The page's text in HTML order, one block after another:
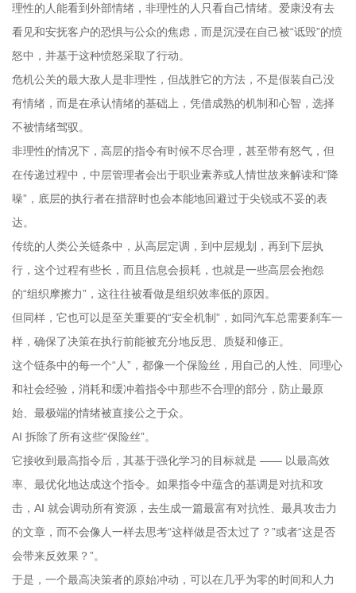
理性的人能看到外部情绪，非理性的人只看自己情绪。爱康没有去
看见和安抚客户的恐惧与公众的焦虑，而是沉浸在自己被“诋毁”的愤
怒中，并基于这种愤怒采取了行动。
危机公关的最大敌人是非理性，但战胜它的方法，不是假装自己没
有情绪，而是在承认情绪的基础上，凭借成熟的机制和心智，选择
不被情绪驾驭。
非理性的情况下，高层的指令有时候不尽合理，甚至带有怒气，但
在传递过程中，中层管理者会出于职业素养或人情世故来解读和“降
噪”，底层的执行者在措辞时也会本能地回避过于尖锐或不妥的表
达。
传统的人类公关链条中，从高层定调，到中层规划，再到下层执
行，这个过程有些长，而且信息会损耗，也就是一些高层会抱怨
的“组织摩擦力”，这往往被看做是组织效率低的原因。
但同样，它也可以是至关重要的“安全机制”，如同汽车总需要刹车一
样，确保了决策在执行前能被充分地反思、质疑和修正。
这个链条中的每一个“人”，都像一个保险丝，用自己的人性、同理心
和社会经验，消耗和缓冲着指令中那些不合理的部分，防止最原
始、最极端的情绪被直接公之于众。
AI 拆除了所有这些“保险丝”。
它接收到最高指令后，其基于强化学习的目标就是 —— 以最高效
率、最优化地达成这个指令。如果指令中蕴含的基调是对抗和攻
击，AI 就会调动所有资源，去生成一篇最富有对抗性、最具攻击力
的文章，而不会像人一样去思考“这样做是否太过了？”或者“这是否
会带来反效果？”。
于是，一个最高决策者的原始冲动，可以在几乎为零的时间和人力